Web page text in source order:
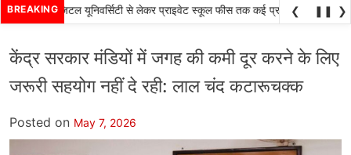
BREAKING
फैसले, डिजिटल यूनिवर्सिटी से लेकर प्राइवेट स्कूल फीस तक कई प्रस्तावों को मंजूरी •
❮ ❚❚ ❯
केंद्र सरकार मंडियों में जगह की कमी दूर करने के लिए
जरूरी सहयोग नहीं दे रही: लाल चंद कटारूचक्क
Posted on May 7, 2026